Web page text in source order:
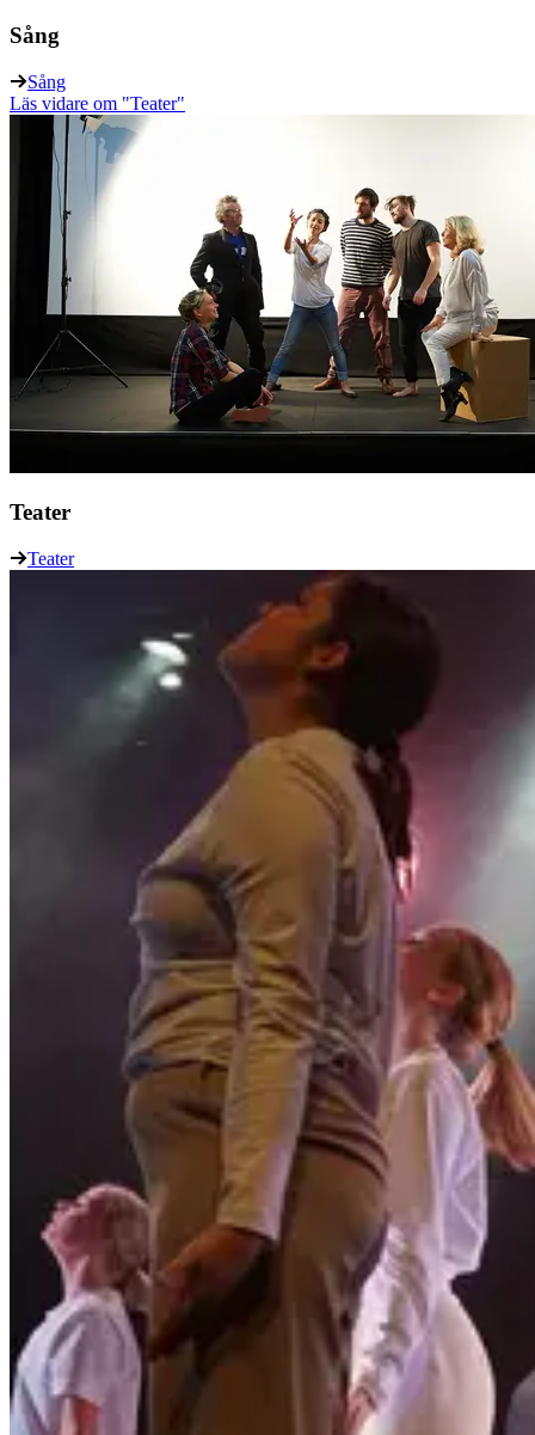
Sång
Sång
Läs vidare om "Teater"
Teater
Teater